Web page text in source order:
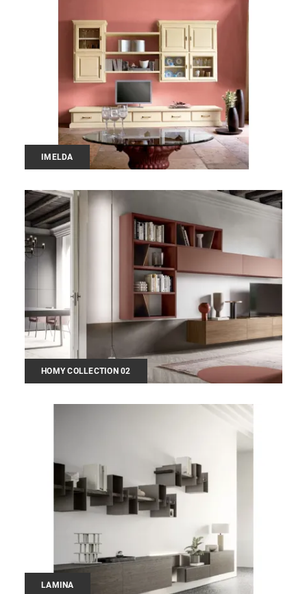
IMELDA
HOMY COLLECTION 02
LAMINA